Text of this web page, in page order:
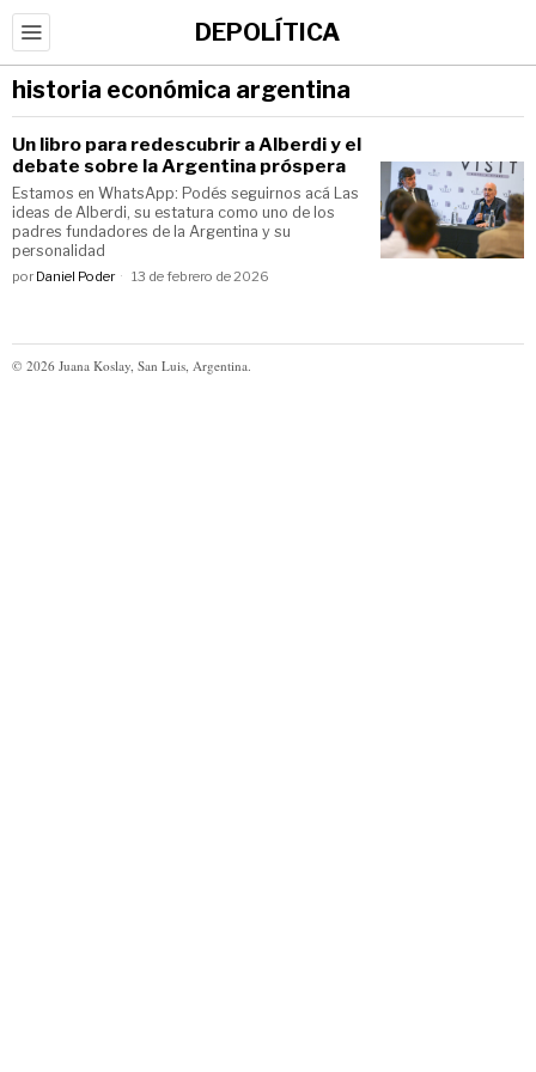
DEPOLÍTICA
historia económica argentina
Un libro para redescubrir a Alberdi y el
debate sobre la Argentina próspera
Estamos en WhatsApp: Podés seguirnos acá Las
ideas de Alberdi, su estatura como uno de los
padres fundadores de la Argentina y su
personalidad
por Daniel Poder 13 de febrero de 2026
© 2026 Juana Koslay, San Luis, Argentina.